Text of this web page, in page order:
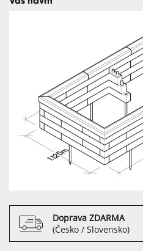
Doprava ZDARMA
(Česko / Slovensko)